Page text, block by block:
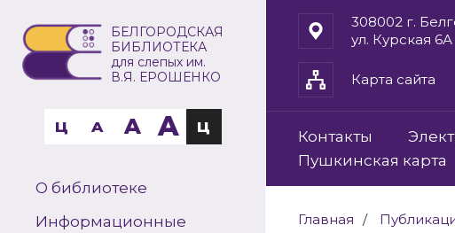
БЕЛГОРОДСКАЯ
БИБЛИОТЕКА
для слепых им.
В.Я. ЕРОШЕНКО
Ц A A A Ц
О библиотеке
Информационные
308002 г.
ул. Курская 6А
Карта сайта
Контакты
Пушкинская карта
Главная